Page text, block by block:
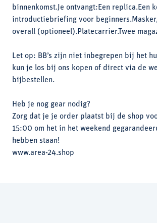
binnenkomst.Je ontvangt:Een replica.Een
introductiebriefing voor
overall (optioneel).Platecarrier.Twee
Let op: BB’s zijn niet inbegrepen bij het
kun je los bij ons kopen of direct via de
bijbestellen.
Heb je nog gear nodig?
Zorg dat je je order plaatst bij de shop
15:00 om het in het weekend
hebben staan!
www.area-24.shop